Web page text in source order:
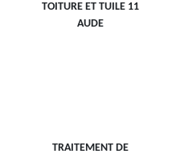
TOITURE ET TUILE 11
AUDE
TRAITEMENT DE